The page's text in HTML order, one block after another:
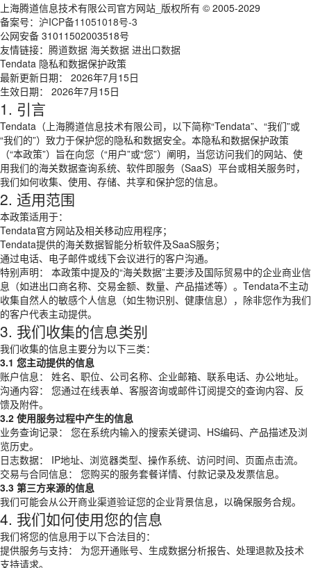
上海腾道信息技术有限公司官方网站_版权所有 © 2005-2029
备案号： 沪ICP备11051018号-3
公网安备 31011502003518号
友情链接： 腾道数据 海关数据 进出口数据
Tendata 隐私和数据保护政策
最新更新日期： 2026年7月15日
生效日期： 2026年7月15日
1. 引言
Tendata（上海腾道信息技术有限公司，以下简称“Tendata”、“我们”或
“我们的”）致力于保护您的隐私和数据安全。本隐私和数据保护政策
（“本政策”）旨在向您（“用户”或“您”）阐明，当您访问我们的网站、使
用我们的海关数据查询系统、软件即服务（SaaS）平台或相关服务时，
我们如何收集、使用、存储、共享和保护您的信息。
2. 适用范围
本政策适用于：
Tendata官方网站及相关移动应用程序；
Tendata提供的海关数据智能分析软件及SaaS服务；
通过电话、电子邮件或线下会议进行的客户沟通。
特别声明： 本政策中提及的“海关数据”主要涉及国际贸易中的企业商业信
息（如进出口商名称、交易金额、数量、产品描述等）。Tendata不主动
收集自然人的敏感个人信息（如生物识别、健康信息），除非您作为我们
的客户代表主动提供。
3. 我们收集的信息类别
我们收集的信息主要分为以下三类：
3.1 您主动提供的信息
账户信息： 姓名、职位、公司名称、企业邮箱、联系电话、办公地址。
沟通内容： 您通过在线表单、客服咨询或邮件订阅提交的查询内容、反
馈及附件。
3.2 使用服务过程中产生的信息
业务查询记录： 您在系统内输入的搜索关键词、HS编码、产品描述及浏
览历史。
日志数据： IP地址、浏览器类型、操作系统、访问时间、页面点击流。
交易与合同信息： 您购买的服务套餐详情、付款记录及发票信息。
3.3 第三方来源的信息
我们可能会从公开商业渠道验证您的企业背景信息，以确保服务合规。
4. 我们如何使用您的信息
我们将您的信息用于以下合法目的：
提供服务与支持： 为您开通账号、生成数据分析报告、处理退款及技术
支持请求。